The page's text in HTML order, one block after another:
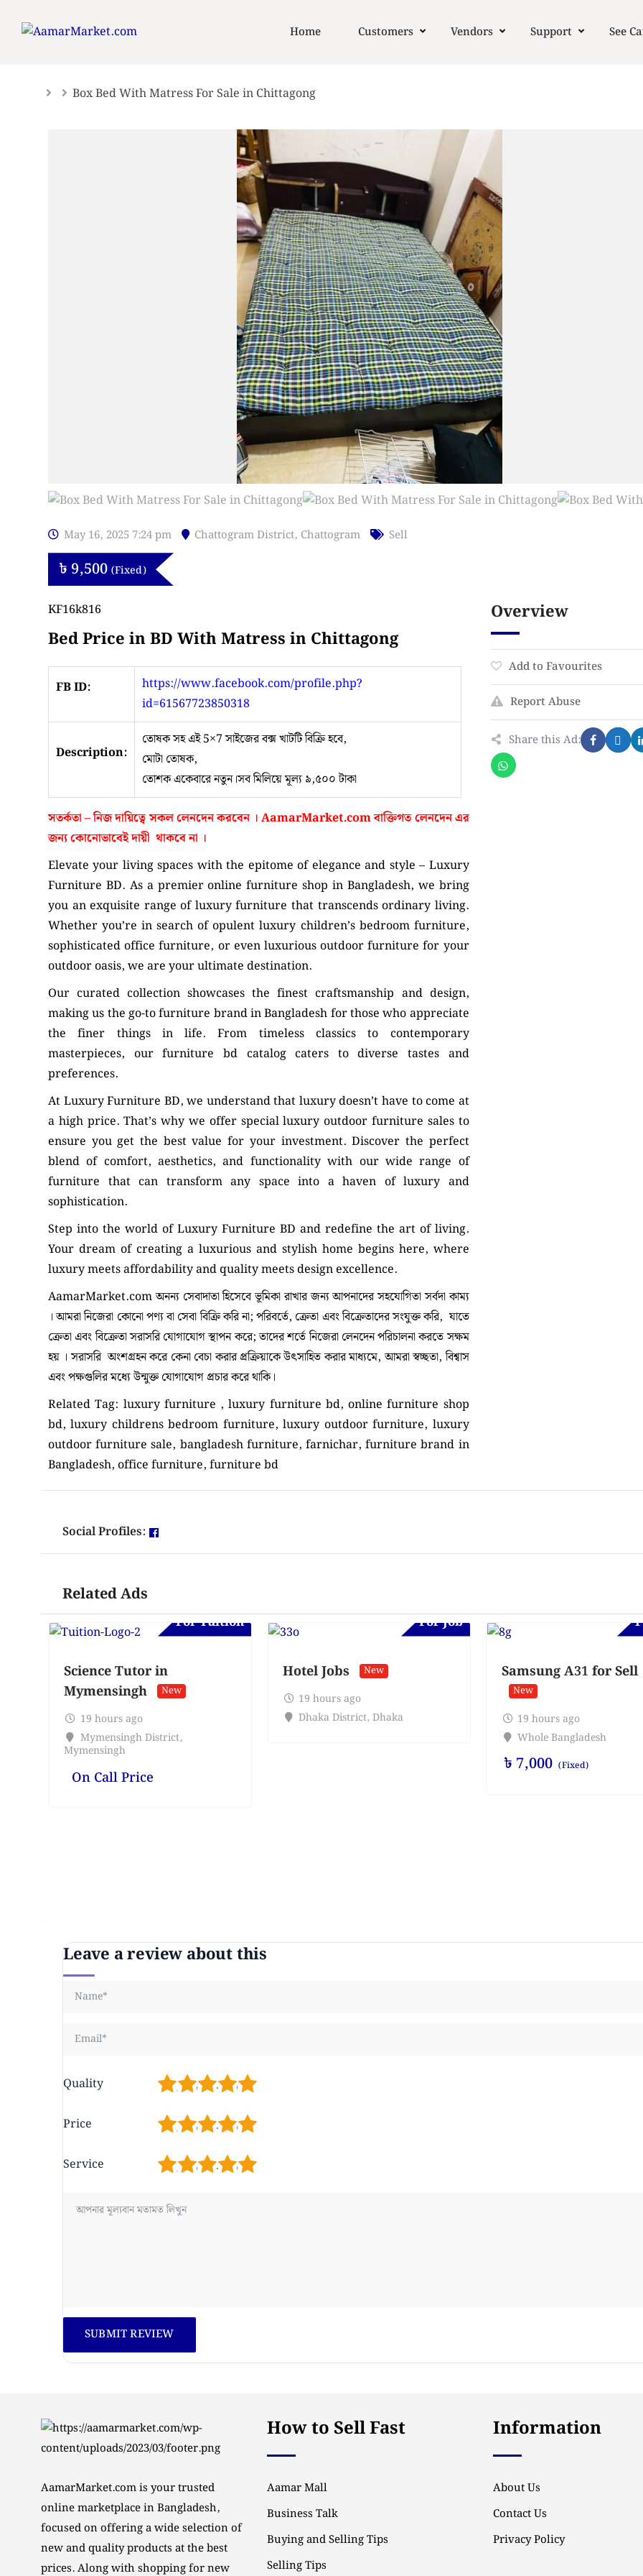
Home Customers Vendors Support See
Box Bed With Matress For Sale in Chittagong
May 16, 2025 7:24 pm Chattogram District, Chattogram Sell
৳ 9,500 (Fixed)
KF16k816
Bed Price in BD With Matress in Chittagong
FB ID:
https://www.facebook.com/profile.php?
id=61567723850318
Description:
তোষক সহ এই 5×7 সাইজের বক্স খাটটি বিক্রি হবে,
মোটা তোষক,
তোশক একেবারে নতুন।সব মিলিয়ে মূল্য ৯,৫০০ টাকা
সতর্কতা – নিজ দায়িত্বে সকল লেনদেন করবেন ।AamarMarket.comবাক্তিগত লেনদেন এর
জন্য কোনোভাবেইদায়ী থাকবে না ।
Elevate your living spaces with the epitome of elegance and style – Luxury
Furniture BD. As a premier online furniture shop in Bangladesh, we bring
you an exquisite range of luxury furniture that transcends ordinary living.
Whether you’re in search of opulent luxury children’s bedroom furniture,
sophisticated office furniture, or even luxurious outdoor furniture for your
outdoor oasis, we are your ultimate destination.
Our curated collection showcases the finest craftsmanship and design,
making us the go-to furniture brand in Bangladesh for those who appreciate
the finer things in life. From timeless classics to contemporary
masterpieces, our furniture bd catalog caters to diverse tastes and
preferences.
At Luxury Furniture BD, we understand that luxury doesn’t have to come at
a high price. That’s why we offer special luxury outdoor furniture sales to
ensure you get the best value for your investment. Discover the perfect
blend of comfort, aesthetics, and functionality with our wide range of
furniture that can transform any space into a haven of luxury and
sophistication.
Step into the world of Luxury Furniture BD and redefine the art of living.
Your dream of creating a luxurious and stylish home begins here, where
luxury meets affordability and quality meets design excellence.
AamarMarket.com অনন্য সেবাদাতা হিসেবে ভূমিকা রাখার জন্য আপনাদের সহযোগিতা সর্বদা কাম্য
। আমরা নিজেরা কোনো পণ্য বা সেবা বিক্রি করি না; পরিবর্তে, ক্রেতা এবং বিক্রেতাদের সংযুক্ত করি, যাতে
ক্রেতা এবং বিক্রেতা সরাসরি যোগাযোগ স্থাপন করে; তাদের শর্তে নিজেরা লেনদেন পরিচালনা করতে সক্ষম
হয় । সরাসরি অংশগ্রহন করে কেনা বেচা করার প্রক্রিয়াকে উৎসাহিত করার মাধ্যমে, আমরা স্বচ্ছতা, বিশ্বাস
এবং পক্ষগুলির মধ্যে উন্মুক্ত যোগাযোগ প্রচার করে থাকি।
Related Tag: luxury furniture , luxury furniture bd, online furniture shop
bd, luxury childrens bedroom furniture, luxury outdoor furniture, luxury
outdoor furniture sale, bangladesh furniture, farnichar, furniture brand in
Bangladesh, office furniture, furniture bd
Overview
Add to Favourites
Report Abuse
Share this Ad:
Social Profiles:
Related Ads
For Tuition
Science Tutor in
Mymensingh
New
19 hours ago
Mymensingh District,
Mymensingh
On Call Price
For Job
Hotel Jobs New
19 hours ago
Dhaka District, Dhaka
Samsung A31 for Sell
New
19 hours ago
Whole Bangladesh
৳ 7,000 (Fixed)
Leave a review about this
Quality 5
4
3
2
Price 5
4
3
2
Service 5
4
3
2
AamarMarket.com is your trusted
online marketplace in Bangladesh,
focused on offering a wide selection of
new and quality products at the best
prices. Along with shopping for new
How to Sell Fast
Aamar Mall
Business Talk
Buying and Selling Tips
Selling Tips
Information
About Us
Contact Us
Privacy Policy